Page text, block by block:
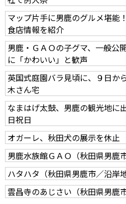
マップ片手に男鹿のグルメ堪
食店情報を紹介
男鹿・ＧＡＯの子グマ、一般
に「かわいい」と歓声
英国式庭園バラ見頃に、９日
木さん宅
なまはげ太鼓、男鹿の観光地
日祝日
オガーレ、秋田犬の展示を休
男鹿水族館ＧＡＯ（秋田県男鹿市
ハタハタ（秋田県男鹿市／沿岸地
雲昌寺のあじさい（秋田県男鹿市